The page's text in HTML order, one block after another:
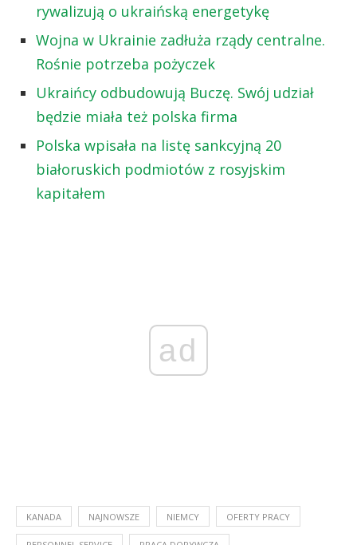
rywalizują o ukraińską energetykę
Wojna w Ukrainie zadłuża rządy centralne.
Rośnie potrzeba pożyczek
Ukraińcy odbudowują Buczę. Swój udział
będzie miała też polska firma
Polska wpisała na listę sankcyjną 20
białoruskich podmiotów z rosyjskim
kapitałem
ad
KANADA NAJNOWSZE NIEMCY OFERTY PRACY